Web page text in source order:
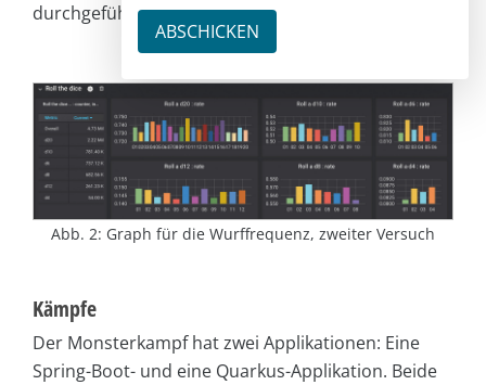
durchgeführt.
Abb. 2: Graph für die Wurffrequenz, zweiter Versuch
Kämpfe
Der Monsterkampf hat zwei Applikationen: Eine
Spring-Boot- und eine Quarkus-Applikation. Beide